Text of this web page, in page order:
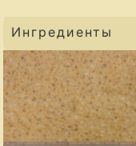
Ингредиенты